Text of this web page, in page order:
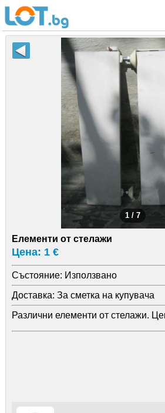
1 / 7
Елементи от стелажи
Цена: 1 €
Състояние: Използвано
Доставка: За сметка на купувача
Различни елементи от стелажи.